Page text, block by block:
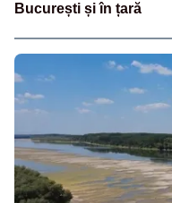
București și în țară